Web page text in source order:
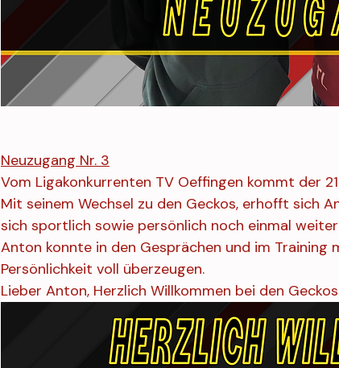
Neuzugang Nr. 3
Vom Ligakonkurrenten TV Oeffingen kommt der
Mit seinem Wechsel zu den Geckos, erhofft sich
sich sportlich sowie persönlich noch einmal
Anton konnte in den Gesprächen und im Training
Persönlichkeit voll überzeugen.
Lieber Anton, Herzlich Willkommen bei den